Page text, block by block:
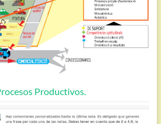
Productivos.